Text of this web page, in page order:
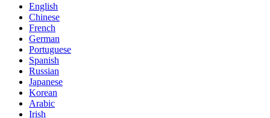
English
Chinese
French
German
Portuguese
Spanish
Russian
Japanese
Korean
Arabic
Irish